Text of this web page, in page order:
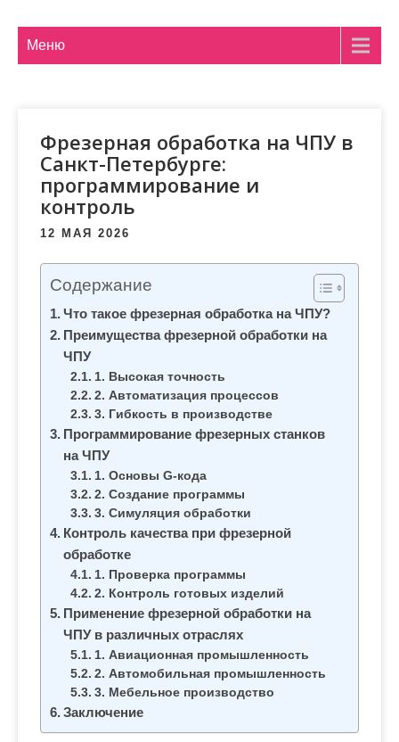
Меню
Фрезерная обработка на ЧПУ в
Санкт-Петербурге:
программирование и
контроль
12 МАЯ 2026
Содержание
Что такое фрезерная обработка на ЧПУ?
Преимущества фрезерной обработки на
ЧПУ
1. Высокая точность
2. Автоматизация процессов
3. Гибкость в производстве
Программирование фрезерных станков
на ЧПУ
1. Основы G-кода
2. Создание программы
3. Симуляция обработки
Контроль качества при фрезерной
обработке
1. Проверка программы
2. Контроль готовых изделий
Применение фрезерной обработки на
ЧПУ в различных отраслях
1. Авиационная промышленность
2. Автомобильная промышленность
3. Мебельное производство
Заключение